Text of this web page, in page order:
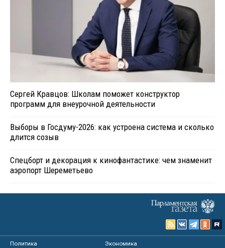
Сергей Кравцов: Школам поможет конструктор
программ для внеурочной деятельности
Выборы в Госдуму-2026: как устроена система и сколько
длится созыв
Спецборт и декорация к кинофантастике: чем знаменит
аэропорт Шереметьево
Политика
Экономика